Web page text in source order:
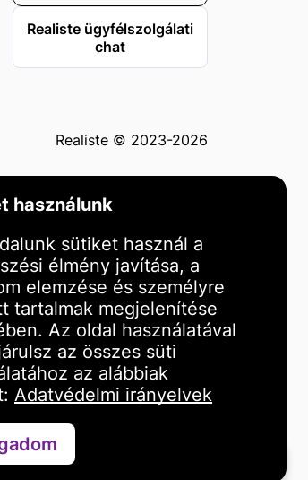
használunk
sütiket használ a
élmény javítása, a
elemzése és személyre
tartalmak megjelenítése
Az oldal használatával
az összes süti
az alábbiak
Adatvédelmi irányelvek
Kapcsolatfelvétel WhatsAppon
Realiste ügyfélszolgálati
chat
Realiste © 2023-2026
vagy ajánlásnak. Az ingatlanba
történő konzultáció
hogy végezze el saját
A befektetési eredmények
vagy támogatásnak. Az
Ön egyedül felelős
kárért, amely az oldalon